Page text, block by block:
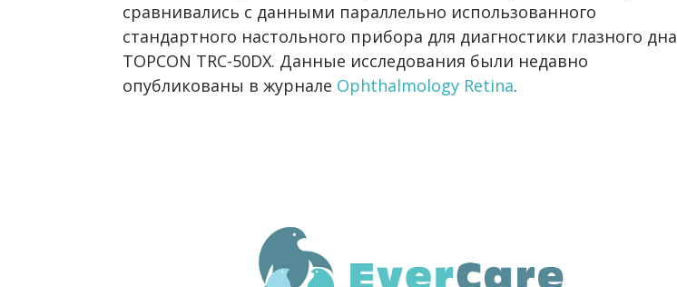
сравнивались с данными параллельно использованного
стандартного настольного прибора для диагностики глазного дна
TOPCON TRC-50DX. Данные исследования были недавно
опубликованы в журнале Ophthalmology Retina.